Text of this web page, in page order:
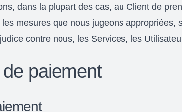
dans la plupart des cas, au Client de
mesures que nous jugeons
contre nous, les Services, les
paiement